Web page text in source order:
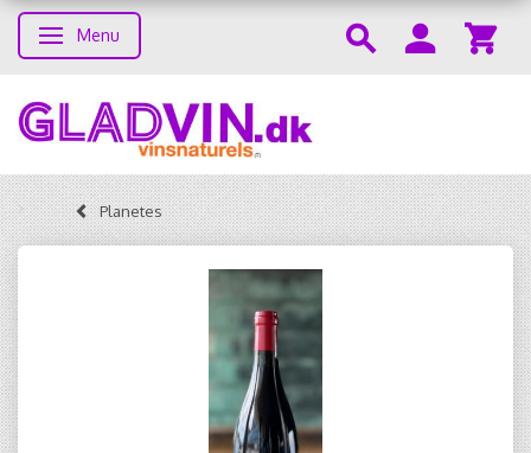
Skifte navigation
Menu
Planetes